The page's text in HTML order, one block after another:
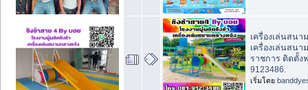
เครื่องเล่นสนา
เครื่องเล่นสน
ราชการ ติดตั้ง
9123486.
เริ่มโดย